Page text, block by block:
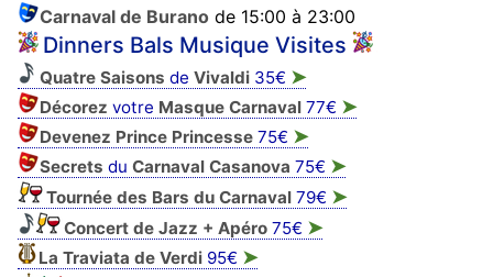
Carnaval de Buranode 15:00 à 23:00
Dinners Bals Musique Visites
Quatre Saisons de Vivaldi35€ ➤
Décorez votre Masque Carnaval77€ ➤
Devenez Prince Princesse75€ ➤
Secrets du Carnaval Casanova 75€ ➤
Tournée des Bars du Carnaval79€ ➤
Concert de Jazz + Apéro75€ ➤
La Traviata de Verdi95€ ➤